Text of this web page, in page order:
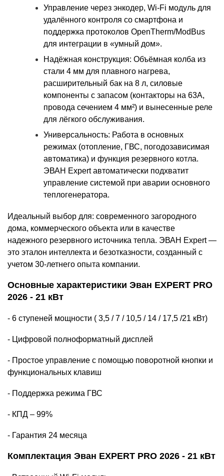
Управление через энкодер, Wi-Fi модуль для
удалённого контроля со смартфона и
поддержка протоколов OpenTherm/ModBus
для интеграции в «умный дом».
Надёжная конструкция: Объёмная колба из
стали 4 мм для плавного нагрева,
расширительный бак на 8 л, силовые
компоненты с запасом (контакторы на 63А,
провода сечением 4 мм²) и вынесенные реле
для лёгкого обслуживания.
Универсальность: Работа в основных
режимах (отопление, ГВС, погодозависимая
автоматика) и функция резервного котла.
ЭВАН Expert автоматически подхватит
управление системой при аварии основного
теплогенератора.
Идеальный выбор для: современного загородного
дома, коммерческого объекта или в качестве
надежного резервного источника тепла. ЭВАН Expert —
это эталон интеллекта и безотказности, созданный с
учетом 30-летнего опыта компании.
Основные характеристики Эван EXPERT PRO
2026 - 21 кВт
- 6 ступеней мощности ( 3,5 / 7 / 10,5 / 14 / 17,5 /21 кВт)
- Цифровой полноформатный дисплей
- Простое управление с помощью поворотной кнопки и
функциональных клавиш
- Поддержка режима ГВС
- КПД – 99%
- Гарантия 24 месяца
Комплектация Эван EXPERT PRO 2026 - 21 кВт